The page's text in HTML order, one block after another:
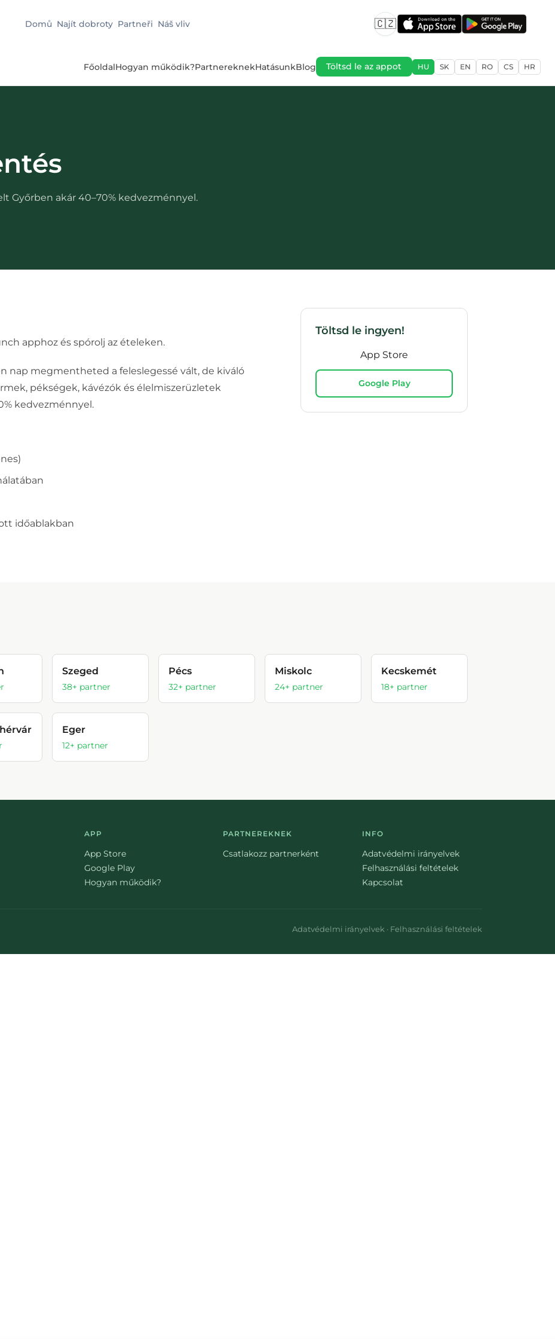
Domů Najít dobroty Partneři Náš vliv 🇨🇿
FőoldalHogyan működik?PartnereknekHatásunkBlog Töltsd le az appot HU SK EN RO CS HR
Győrben akár 40–70% kedvezménnyel.
apphoz és spórolj az ételeken.
nap megmentheted a feleslegessé vált, de kiváló
pékségek, kávézók és élelmiszerüzletek
kedvezménnyel.
időablakban
Töltsd le ingyen!
App Store
Google Play
Szeged
38+ partner
Pécs
32+ partner
Miskolc
24+ partner
Kecskemét
18+ partner
Eger
12+ partner
APP
App Store
Google Play
Hogyan működik?
PARTNEREKNEK
Csatlakozz partnerként
INFO
Adatvédelmi irányelvek
Felhasználási feltételek
Kapcsolat
Adatvédelmi irányelvek · Felhasználási feltételek